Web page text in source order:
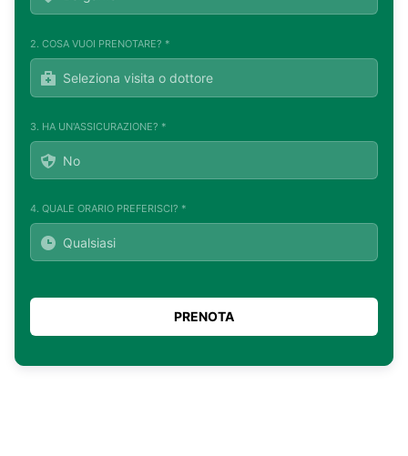
2. COSA VUOI PRENOTARE? *
3. HA UN'ASSICURAZIONE? *
4. QUALE ORARIO PREFERISCI? *